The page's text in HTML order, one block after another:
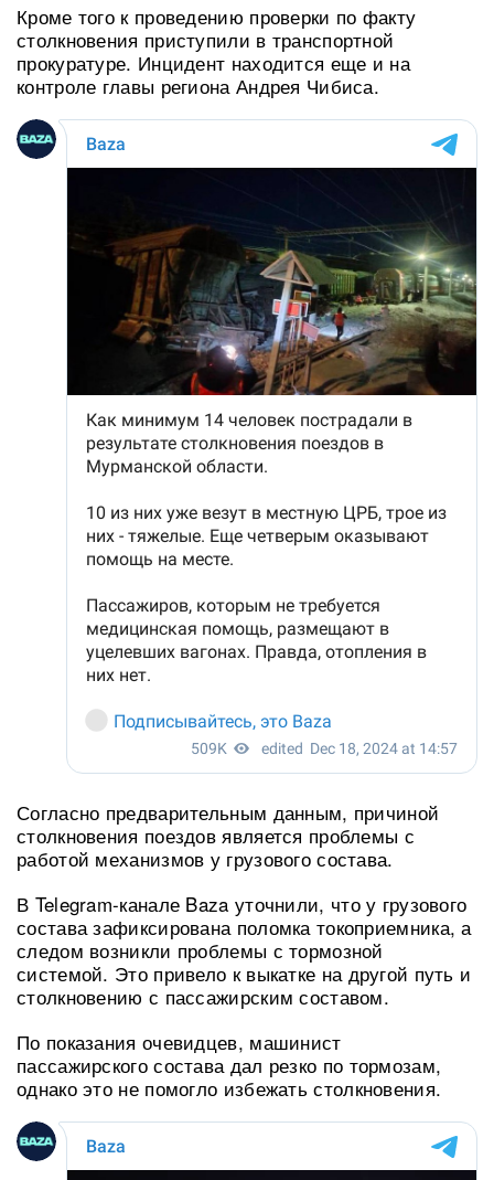
Кроме того к проведению проверки по факту
столкновения приступили в транспортной
прокуратуре. Инцидент находится еще и на
контроле главы региона Андрея Чибиса.
Согласно предварительным данным, причиной
столкновения поездов является проблемы с
работой механизмов у грузового состава.
В Telegram-канале Baza уточнили, что у грузового
состава зафиксирована поломка токоприемника, а
следом возникли проблемы с тормозной
системой. Это привело к выкатке на другой путь и
столкновению с пассажирским составом.
По показания очевидцев, машинист
пассажирского состава дал резко по тормозам,
однако это не помогло избежать столкновения.